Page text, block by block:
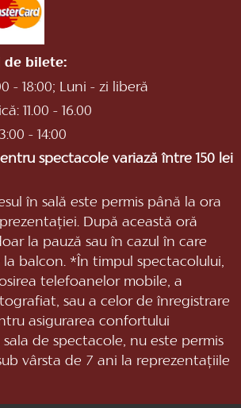
de bilete:
- 18:00; Luni - zi liberă
11.00 - 16.00
- 14:00
spectacole variază între 150 lei
în sală este permis până la ora
După această oră
la pauză sau în cazul în care
balcon. *În timpul spectacolului,
telefoanelor mobile, a
sau a celor de înregistrare
asigurarea confortului
de spectacole, nu este permis
vârsta de 7 ani la reprezentaţiile